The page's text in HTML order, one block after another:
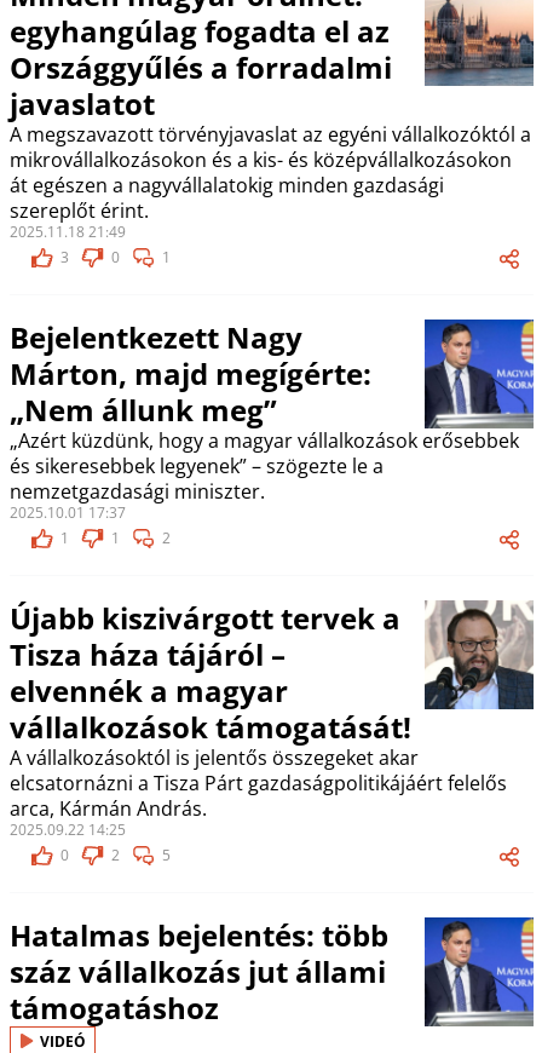
egyhangúlag fogadta el az
Országgyűlés a forradalmi
javaslatot
A megszavazott törvényjavaslat az egyéni vállalkozóktól a
mikrovállalkozásokon és a kis- és középvállalkozásokon
át egészen a nagyvállalatokig minden gazdasági
szereplőt érint.
2025.11.18 21:49
3
0 1
Bejelentkezett Nagy
Márton, majd megígérte:
„Nem állunk meg”
„Azért küzdünk, hogy a magyar vállalkozások erősebbek
és sikeresebbek legyenek” – szögezte le a
nemzetgazdasági miniszter.
2025.10.01 17:37
1
1 2
Újabb kiszivárgott tervek a
Tisza háza tájáról –
elvennék a magyar
vállalkozások támogatását!
A vállalkozásoktól is jelentős összegeket akar
elcsatornázni a Tisza Párt gazdaságpolitikájáért felelős
arca, Kármán András.
2025.09.22 14:25
0
2 5
Hatalmas bejelentés: több
száz vállalkozás jut állami
támogatáshoz
VIDEÓ